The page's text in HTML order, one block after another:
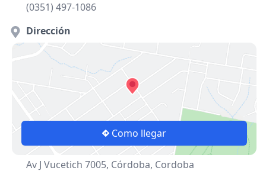
(0351) 497-1086
Dirección
Como llegar
Av J Vucetich 7005, Córdoba, Cordoba